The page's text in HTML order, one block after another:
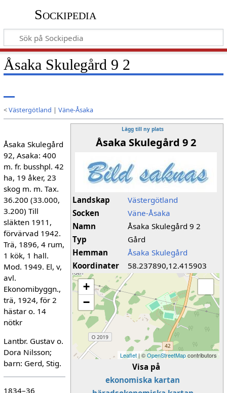
Sockipedia
Åsaka Skulegård 9 2
<Västergötland | Väne-Åsaka
Lägg till ny plats
Åsaka Skulegård 9 2
Landskap
Västergötland
Socken
Väne-Åsaka
Namn
Åsaka Skulegård 9 2
Typ
Gård
Hemman
Åsaka Skulegård
Koordinater
58.237890,12.415903
+
−
Leaflet | ©OpenStreetMapcontributors
Visa på
ekonomiska kartan
Åsaka Skulegård
92, Asaka: 400
m. fr. busshpl. 42
ha, 19 åker, 23
skog m. m. Tax.
36.200 (33.000,
3.200) Till
släkten 1911,
förvärvad 1942.
Trä, 1896, 4 rum,
1 kök, 1 hall.
Mod. 1949. El, v,
avl.
Ekonomibyggn.,
trä, 1924, för 2
hästar o. 14
nötkr
Lantbr. Gustav o.
Dora Nilsson;
barn: Gerd, Stig.
1834–36